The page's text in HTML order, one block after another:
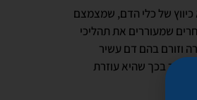
כיווץ של כלי הדם, שמצמצם
שמעוררים את תהליכי
וזורם בהם דם עשיר
העור בכך שהיא עוזרת